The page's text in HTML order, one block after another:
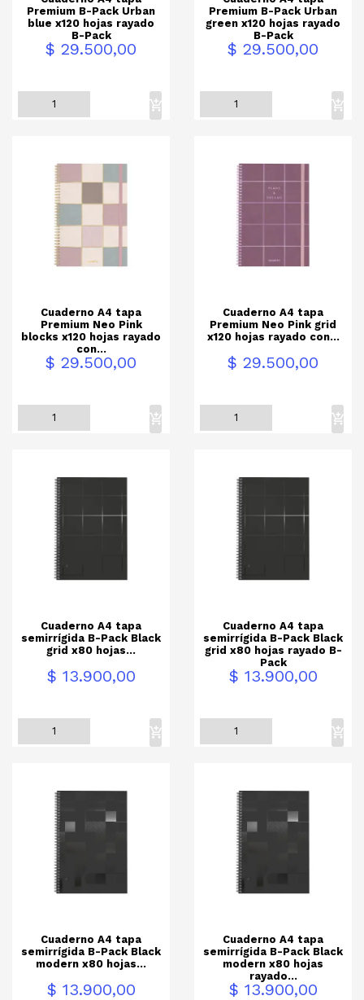
Premium B-Pack Urban
blue x120 hojas rayado
B-Pack
Precio$ 29.500,00
Premium B-Pack Urban
green x120 hojas rayado
B-Pack
Precio$ 29.500,00
Cuaderno A4 tapa
Premium Neo Pink
blocks x120 hojas rayado
con...
Precio$ 29.500,00
Cuaderno A4 tapa
Premium Neo Pink grid
x120 hojas rayado con...
Precio$ 29.500,00
Cuaderno A4 tapa
semirrígida B-Pack Black
grid x80 hojas...
Precio$ 13.900,00
Cuaderno A4 tapa
semirrígida B-Pack Black
grid x80 hojas rayado B-
Pack
Precio$ 13.900,00
Cuaderno A4 tapa
semirrígida B-Pack Black
modern x80 hojas...
Precio$ 13.900,00
Cuaderno A4 tapa
semirrígida B-Pack Black
modern x80 hojas
rayado...
Precio$ 13.900,00